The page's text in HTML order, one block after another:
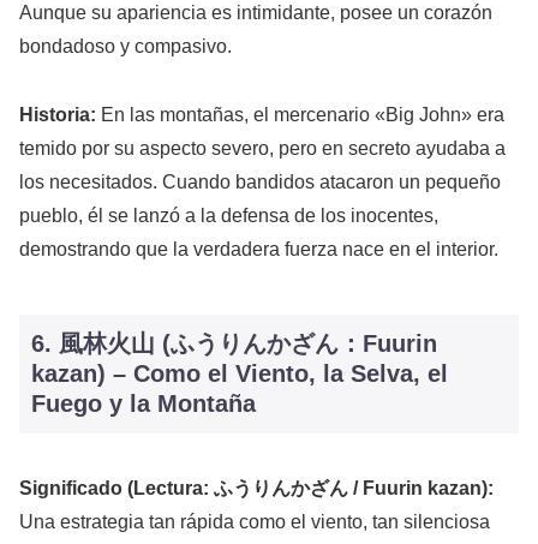
Aunque su apariencia es intimidante, posee un corazón
bondadoso y compasivo.
Historia: En las montañas, el mercenario «Big John» era
temido por su aspecto severo, pero en secreto ayudaba a
los necesitados. Cuando bandidos atacaron un pequeño
pueblo, él se lanzó a la defensa de los inocentes,
demostrando que la verdadera fuerza nace en el interior.
6. 風林火山 (ふうりんかざん：Fuurin
kazan) – Como el Viento, la Selva, el
Fuego y la Montaña
Significado (Lectura: ふうりんかざん / Fuurin kazan):
Una estrategia tan rápida como el viento, tan silenciosa